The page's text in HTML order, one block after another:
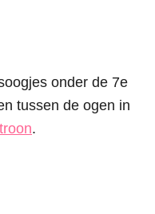
onder de 7e
tussen de ogen in
.